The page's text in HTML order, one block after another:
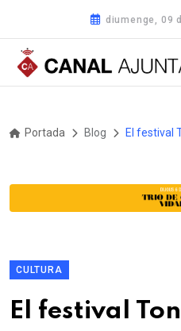
diumenge, 09
Portada Blog
CULTURA
El festival